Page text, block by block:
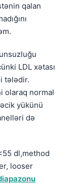
qalan
LDL xətası
tələdir.
olaraq normal
yükünü
də
dl,method
looser